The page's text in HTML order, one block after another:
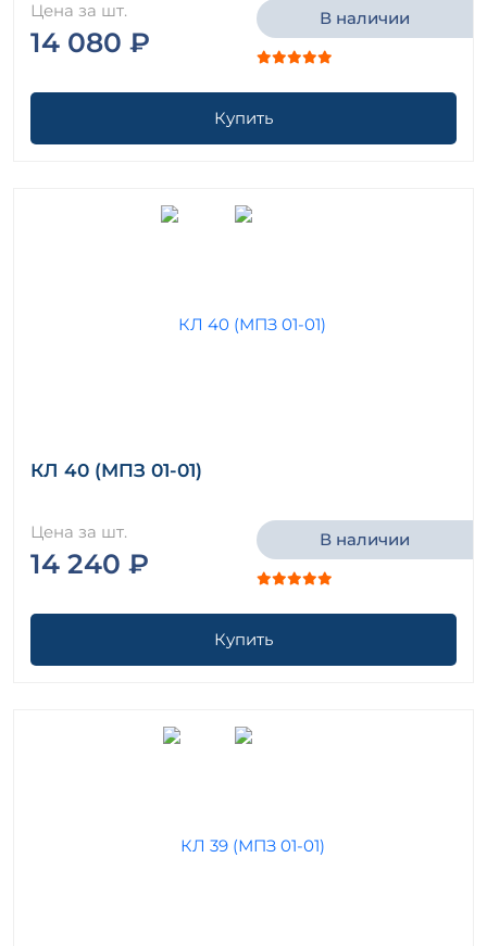
Цена за шт.
14 080 ₽
В наличии
Купить
КЛ 40 (МПЗ 01-01)
Цена за шт.
14 240 ₽
В наличии
Купить